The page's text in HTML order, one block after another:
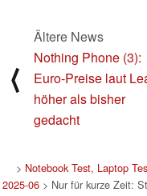
⟨
Ältere News
Nothing Phone (3):
Euro-Preise laut
höher als bisher
gedacht
> Notebook Test, Laptop
2025-06 > Nur für kurze Zeit: